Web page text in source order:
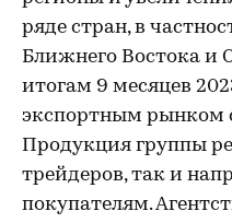
ряде стран, в
Ближнего Востока и
итогам 9 месяцев
экспортным рынком
Продукция группы
трейдеров, так и
покупателям.